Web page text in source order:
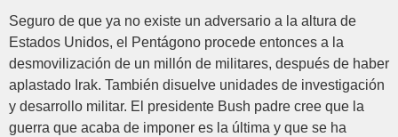
Seguro de que ya no existe un adversario a la altura de
Estados Unidos, el Pentágono procede entonces a la
desmovilización de un millón de militares, después de haber
aplastado Irak. También disuelve unidades de investigación
y desarrollo militar. El presidente Bush padre cree que la
guerra que acaba de imponer es la última y que se ha